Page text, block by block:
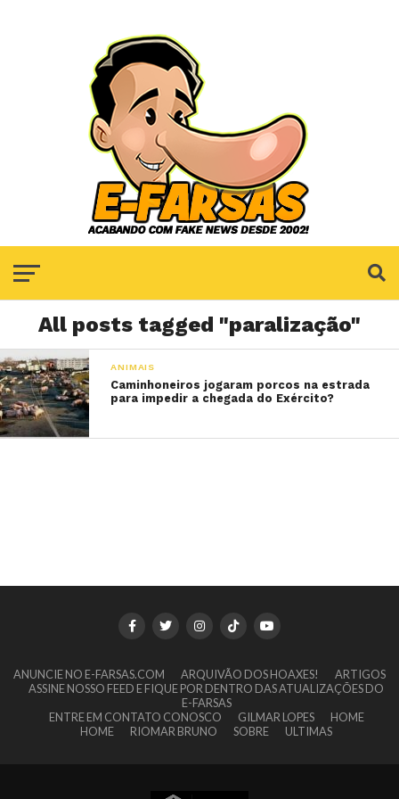
All posts tagged "paralização"
ANIMAIS
Caminhoneiros jogaram porcos na estrada
para impedir a chegada do Exército?
ANUNCIE NO E-FARSAS.COM ARQUIVÃO DOS HOAXES!
ARTIGOS
ASSINE NOSSO FEED E FIQUE POR DENTRO DAS ATUALIZAÇÕES DO
E-FARSAS
ENTRE EM CONTATO CONOSCO
GILMAR LOPES
HOME
HOME
RIOMAR BRUNO SOBRE ULTIMAS